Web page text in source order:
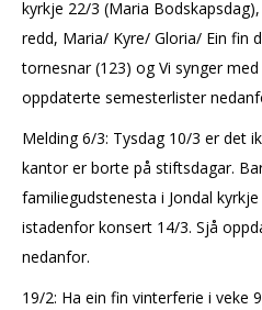
kyrkje 22/3 (Maria
redd, Maria/ Kyre/ Gloria/ Ein fin
tornesnar (123) og Vi synger
oppdaterte semesterlister
Melding 6/3: Tysdag 10/3 er det
kantor er borte på stiftsdagar.
familiegudstenesta i Jondal
istadenfor konsert 14/3. Sjå
nedanfor.
19/2: Ha ein fin vinterferie i veke